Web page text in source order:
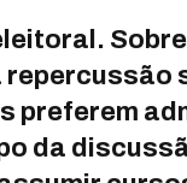
repercussão
preferem
da